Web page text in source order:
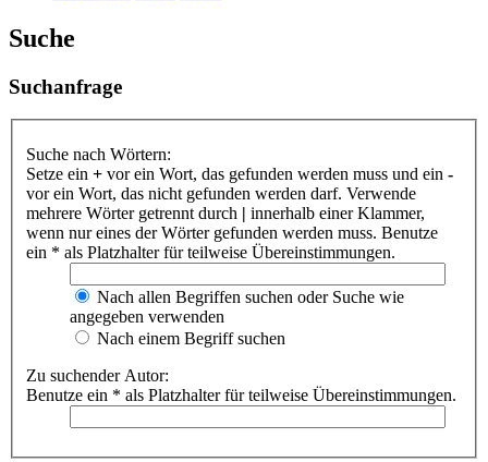
Suche
Suchanfrage
Suche nach Wörtern:
Setze ein + vor ein Wort, das gefunden werden muss und ein -
vor ein Wort, das nicht gefunden werden darf. Verwende
mehrere Wörter getrennt durch | innerhalb einer Klammer,
wenn nur eines der Wörter gefunden werden muss. Benutze
ein * als Platzhalter für teilweise Übereinstimmungen.
Nach allen Begriffen suchen oder Suche wie
angegeben verwenden
Nach einem Begriff suchen
Zu suchender Autor:
Benutze ein * als Platzhalter für teilweise Übereinstimmungen.